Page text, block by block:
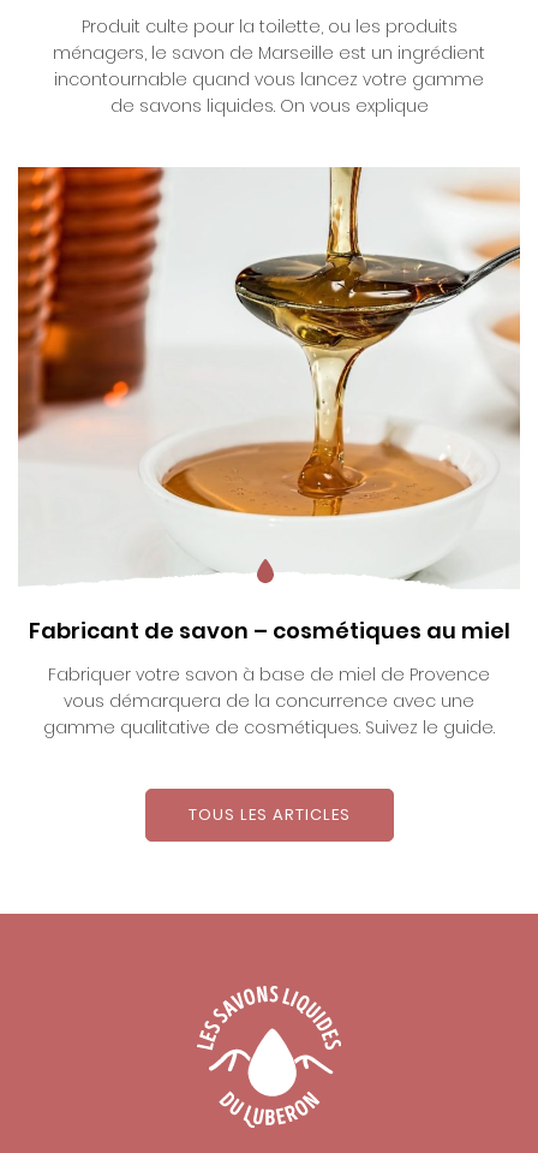
Produit culte pour la toilette, ou les produits
ménagers, le savon de Marseille est un ingrédient
incontournable quand vous lancez votre gamme
de savons liquides. On vous explique
Fabricant de savon – cosmétiques au miel
Fabriquer votre savon à base de miel de Provence
vous démarquera de la concurrence avec une
gamme qualitative de cosmétiques. Suivez le guide.
TOUS LES ARTICLES